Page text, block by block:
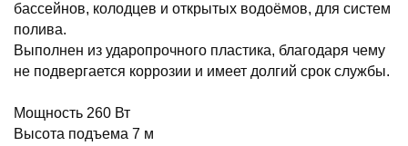
бассейнов, колодцев и открытых водоёмов, для систем
полива.
Выполнен из ударопрочного пластика, благодаря чему
не подвергается коррозии и имеет долгий срок службы.
Мощность 260 Вт
Высота подъема 7 м